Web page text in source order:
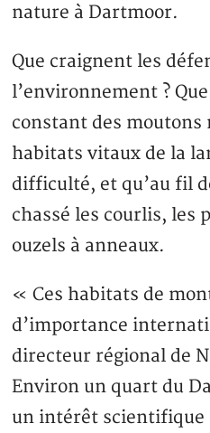
nature à Dartmoor.
Que craignent les
l’environnement ?
constant des moutons
habitats vitaux de la
difficulté, et qu’au fil
chassé les courlis, les
ouzels à anneaux.
« Ces habitats de
d’importance
directeur régional de
Environ un quart du
un intérêt